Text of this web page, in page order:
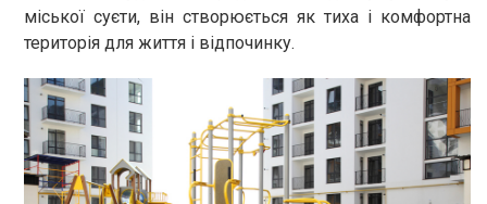
міської суєти, він створюється як тиха і комфортна
територія для життя і відпочинку.